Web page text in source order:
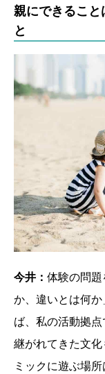
親にできること
と
今井： 体験の問
か、違いとは何
ば、私の活動拠
継がれてきた文
ミックに遊ぶ場所